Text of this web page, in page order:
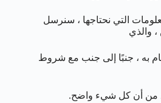
التي نحتاجها ، سنرسل
والذي
به ، جنبًا إلى جنب مع شروط
من أن كل شيء واضح.